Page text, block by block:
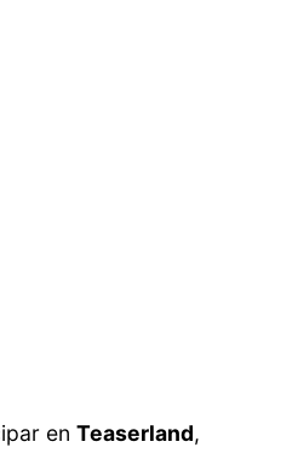
enTeaserland,